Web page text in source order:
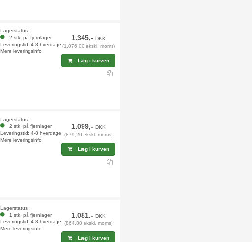
Lagerstatus:
2 stk. på fjernlager
Leveringstid: 4-8 hverdage
Mere leveringsinfo
1.345,-DKK
(1.076,00 ekskl. moms)
Læg i kurven
Lagerstatus:
2 stk. på fjernlager
Leveringstid: 4-8 hverdage
Mere leveringsinfo
1.099,-DKK
(879,20 ekskl. moms)
Læg i kurven
Lagerstatus:
1 stk. på fjernlager
Leveringstid: 4-8 hverdage
Mere leveringsinfo
1.081,-DKK
(864,80 ekskl. moms)
Læg i kurven